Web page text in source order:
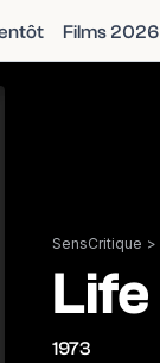
Films 2026
SensCritique >
1973